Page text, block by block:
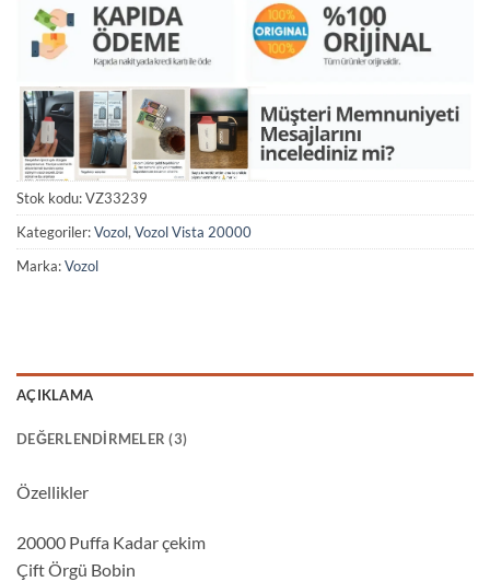
Stok kodu:VZ33239
Kategoriler:Vozol,Vozol Vista 20000
Marka:Vozol
AÇIKLAMA
DEĞERLENDIRMELER (3)
Özellikler
20000 Puffa Kadar çekim
Çift Örgü Bobin